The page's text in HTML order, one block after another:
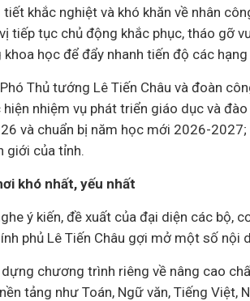
khắc nghiệt và khó khăn về nhân
tiếp tục chủ động khắc phục, tháo gỡ
học để đẩy nhanh tiến độ các
Thủ tướng Lê Tiến Châu và đoàn
nhiệm vụ phát triển giáo dục và
và chuẩn bị năm học mới 2026-
giới của tỉnh.
khó nhất, yếu nhất
ý kiến, đề xuất của đại diện các bộ,
phủ Lê Tiến Châu gợi mở một số nội
dựng chương trình riêng về nâng cao
tảng như Toán, Ngữ văn, Tiếng Việt,